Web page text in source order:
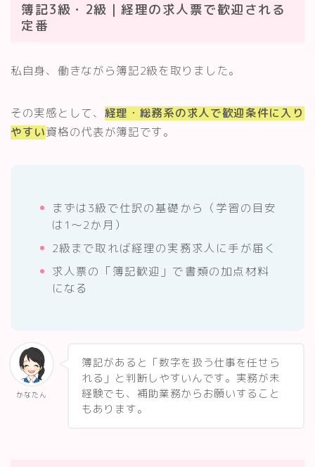
簿記3級・2級｜経理の求人票で歓迎される
定番
私自身、働きながら簿記2級を取りました。
その実感として、 経理・総務系の求人で歓迎条件に入り
やすい資格の代表が簿記です。
まずは3級で仕訳の基礎から（学習の目安
は1〜2か月）
2級まで取れば経理の実務求人に手が届く
求人票の「簿記歓迎」で書類の加点材料
になる
かなたん
簿記があると「数字を扱う仕事を任せら
れる」と判断しやすいんです。実務が未
経験でも、補助業務からお願いすること
もあります。